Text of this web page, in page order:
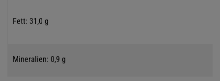
Fett: 31,0 g
Mineralien: 0,9 g